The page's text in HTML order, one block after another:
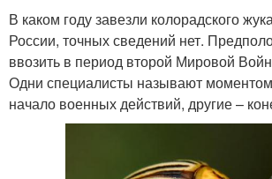
В каком году завезли колорадского
России, точных сведений нет.
ввозить в период второй Мировой
Одни специалисты называют
начало военных действий, другие –